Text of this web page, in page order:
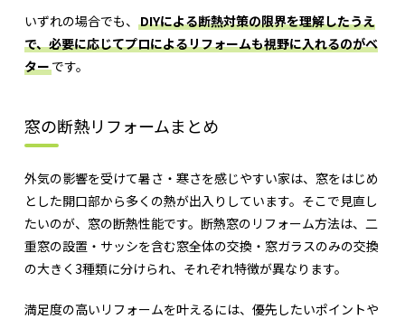
いずれの場合でも、 DIYによる断熱対策の限界を理解したうえ
で、必要に応じてプロによるリフォームも視野に入れるのがベ
ターです。
窓の断熱リフォームまとめ
外気の影響を受けて暑さ・寒さを感じやすい家は、窓をはじめ
とした開口部から多くの熱が出入りしています。そこで見直し
たいのが、窓の断熱性能です。断熱窓のリフォーム方法は、二
重窓の設置・サッシを含む窓全体の交換・窓ガラスのみの交換
の大きく3種類に分けられ、それぞれ特徴が異なります。
満足度の高いリフォームを叶えるには、優先したいポイントや